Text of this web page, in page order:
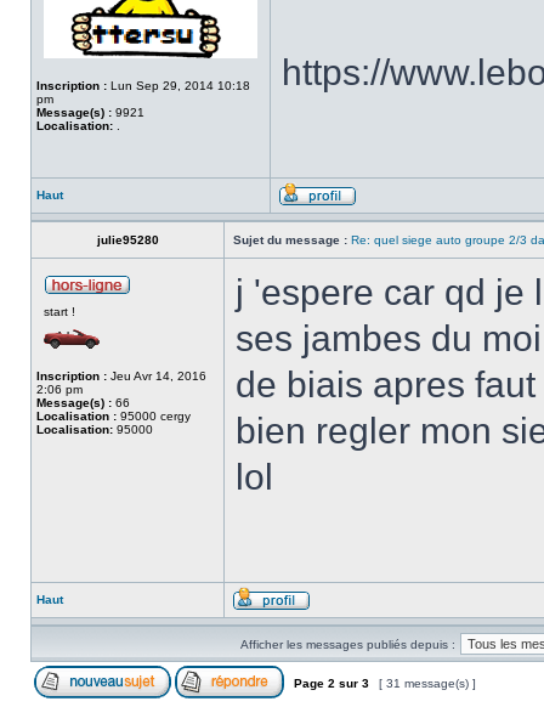
Inscription : Lun Sep 29, 2014 10:18
pm
Message(s) : 9921
Localisation:
https://
Haut
julie95280 Sujet du message : Re: quel siege auto groupe 2/3
start !
Inscription : Jeu Avr 14, 2016
2:06 pm
Message(s) : 66
Localisation : 95000 cergy
Localisation: 95000
j 'espere car qd je
ses jambes du
de biais apres
bien regler mon
lol
Haut
Afficher les messages publiés depuis :
Page 2 sur 3 [ 31 message(s) ]